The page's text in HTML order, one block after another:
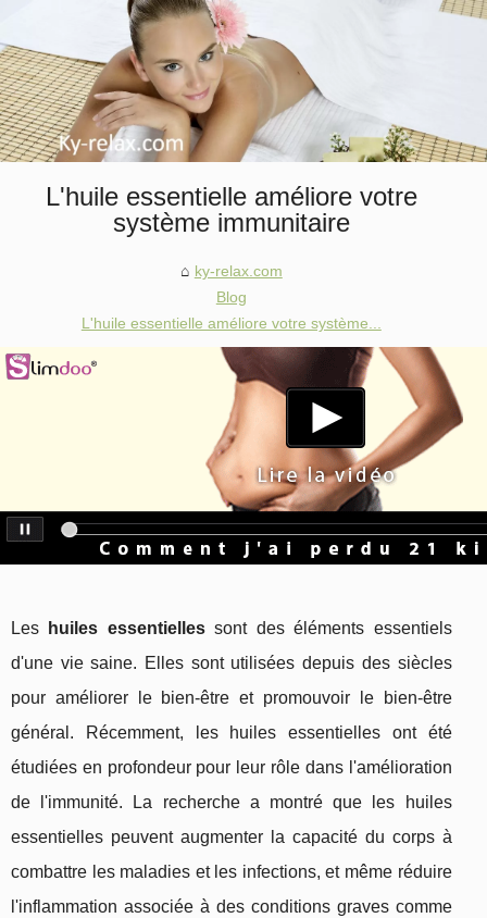
L'huile essentielle améliore votre
système immunitaire
ky-relax.com
Blog
L'huile essentielle améliore votre système...
Les huiles essentiellessont des éléments essentiels
d'une vie saine. Elles sont utilisées depuis des siècles
pour améliorer le bien-être et promouvoir le bien-être
général. Récemment, les huiles essentielles ont été
étudiées en profondeur pour leur rôle dans l'amélioration
de l'immunité. La recherche a montré que les huiles
essentielles peuvent augmenter la capacité du corps à
combattre les maladies et les infections, et même réduire
l'inflammation associée à des conditions graves comme